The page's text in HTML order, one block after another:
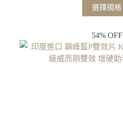
選擇規格
54% OFF